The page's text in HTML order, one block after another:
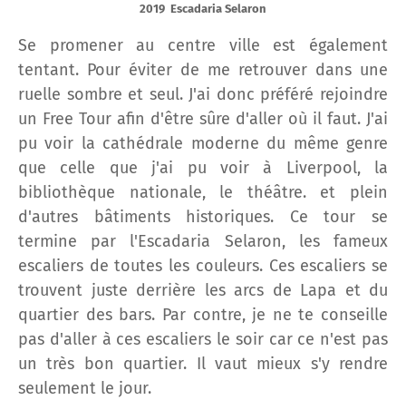
2019 Escadaria Selaron
Se promener au centre ville est également
tentant. Pour éviter de me retrouver dans une
ruelle sombre et seul. J'ai donc préféré rejoindre
un Free Tour afin d'être sûre d'aller où il faut. J'ai
pu voir la cathédrale moderne du même genre
que celle que j'ai pu voir à Liverpool, la
bibliothèque nationale, le théâtre. et plein
d'autres bâtiments historiques. Ce tour se
termine par l'Escadaria Selaron, les fameux
escaliers de toutes les couleurs. Ces escaliers se
trouvent juste derrière les arcs de Lapa et du
quartier des bars. Par contre, je ne te conseille
pas d'aller à ces escaliers le soir car ce n'est pas
un très bon quartier. Il vaut mieux s'y rendre
seulement le jour.